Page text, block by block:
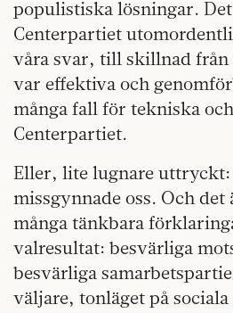
populistiska lösningar. Det
Centerpartiet
våra svar, till skillnad från
var effektiva och
många fall för tekniska
Centerpartiet.
Eller, lite lugnare
missgynnade oss. Och det
många tänkbara
valresultat: besvärliga
besvärliga
väljare, tonläget på